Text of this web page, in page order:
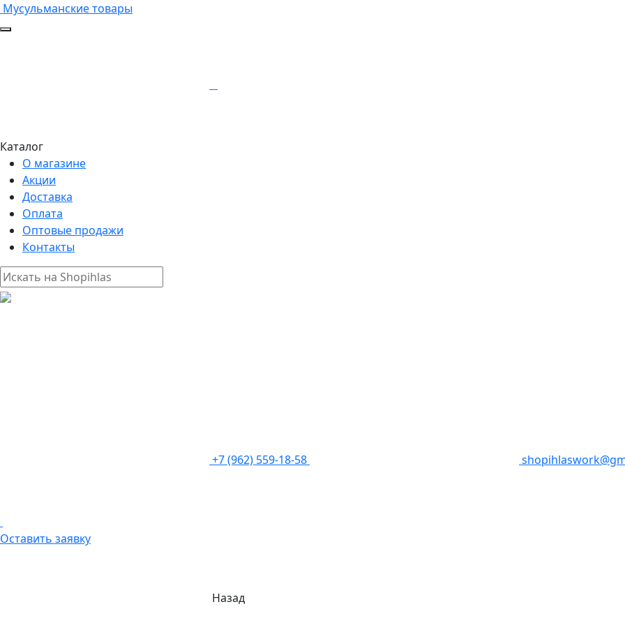
Мусульманские товары
Каталог
О магазине
Акции
Доставка
Оплата
Оптовые продажи
Контакты
+7 (962) 559-18-58
Оставить заявку
Назад